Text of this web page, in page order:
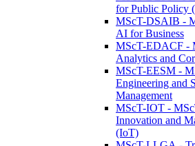
for Public Policy
MScT-DSAIB -
AI for Business
MScT-EDACF -
Analytics and
MScT-EESM -
Engineering and
Management
MScT-IOT -
Innovation and
(IoT)